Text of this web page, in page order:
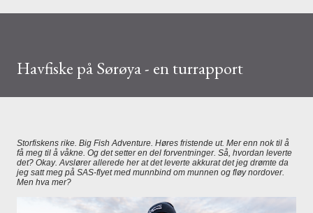
Havfiske på Sørøya - en turrapport
Storfiskens rike. Big Fish Adventure. Høres fristende ut. Mer enn nok til å
få meg til å våkne. Og det setter en del forventninger. Så, hvordan leverte
det? Okay. Avslører allerede her at det leverte akkurat det jeg drømte da
jeg satt meg på SAS-flyet med munnbind om munnen og fløy nordover.
Men hva mer?